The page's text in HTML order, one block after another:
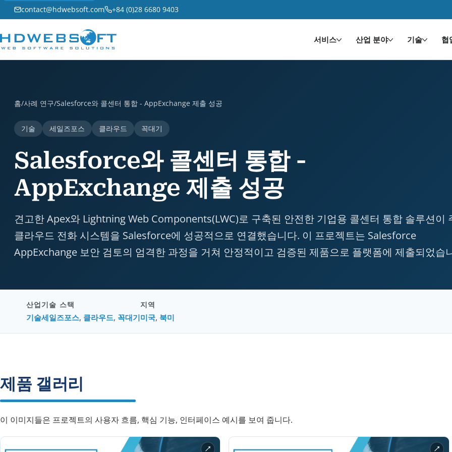
contact@hdwebsoft.com +84 (0)28 6680 9403
서비스 산업 분야 기술 협
홈/사례 연구/Salesforce와 콜센터 통합 - AppExchange 제출 성공
기술 세일즈포스 클라우드 꼭대기
Salesforce와 콜센터 통합 -
AppExchange 제출 성공
견고한 Apex와 Lightning Web Components(LWC)로 구축된 안전한 기업용 콜센터 통합 솔루션이
클라우드 전화 시스템을 Salesforce에 성공적으로 연결했습니다. 이 프로젝트는 Salesforce
AppExchange 보안 검토의 엄격한 과정을 거쳐 안정적이고 검증된 제품으로 플랫폼에 제출되었습
산업
기술
기술 스택
세일즈포스, 클라우드, 꼭대기
지역
미국, 북미
제품 갤러리
이 이미지들은 프로젝트의 사용자 흐름, 핵심 기능, 인터페이스 예시를 보여 줍니다.